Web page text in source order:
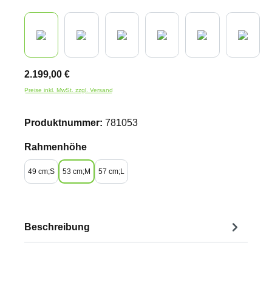
2.199,00 €
Preise inkl. MwSt. zzgl. Versand
Produktnummer: 781053
Rahmenhöheauswählen
49 cm;S 53 cm;M 57 cm;L
Beschreibung